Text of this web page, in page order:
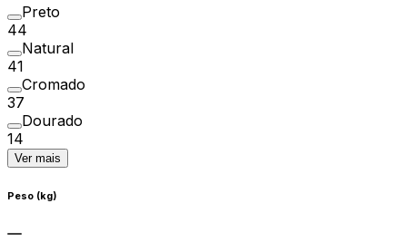
Preto
44
Natural
41
Cromado
37
Dourado
14
Ver mais
Peso (kg)